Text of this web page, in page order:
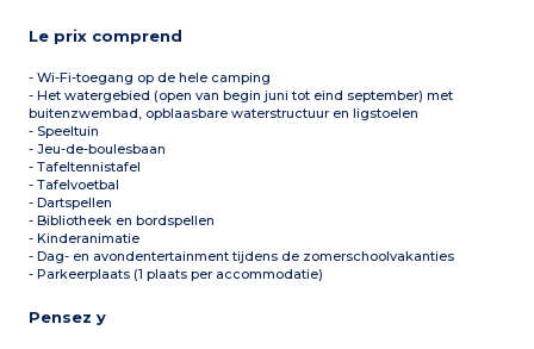
Le prix comprend
- Wi-Fi-toegang op de hele camping
- Het watergebied (open van begin juni tot eind september) met
buitenzwembad, opblaasbare waterstructuur en ligstoelen
- Speeltuin
- Jeu-de-boulesbaan
- Tafeltennistafel
- Tafelvoetbal
- Dartspellen
- Bibliotheek en bordspellen
- Kinderanimatie
- Dag- en avondentertainment tijdens de zomerschoolvakanties
- Parkeerplaats (1 plaats per accommodatie)
Pensez y